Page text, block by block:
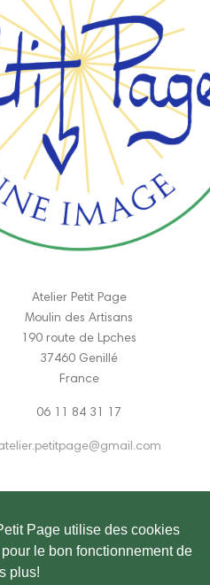
Page utilise des cookies
le bon fonctionnement de
plus!
Atelier Petit Page
Moulin des Artisans
190 route de Lpches
37460 Genillé
France
06 11 84 31 17